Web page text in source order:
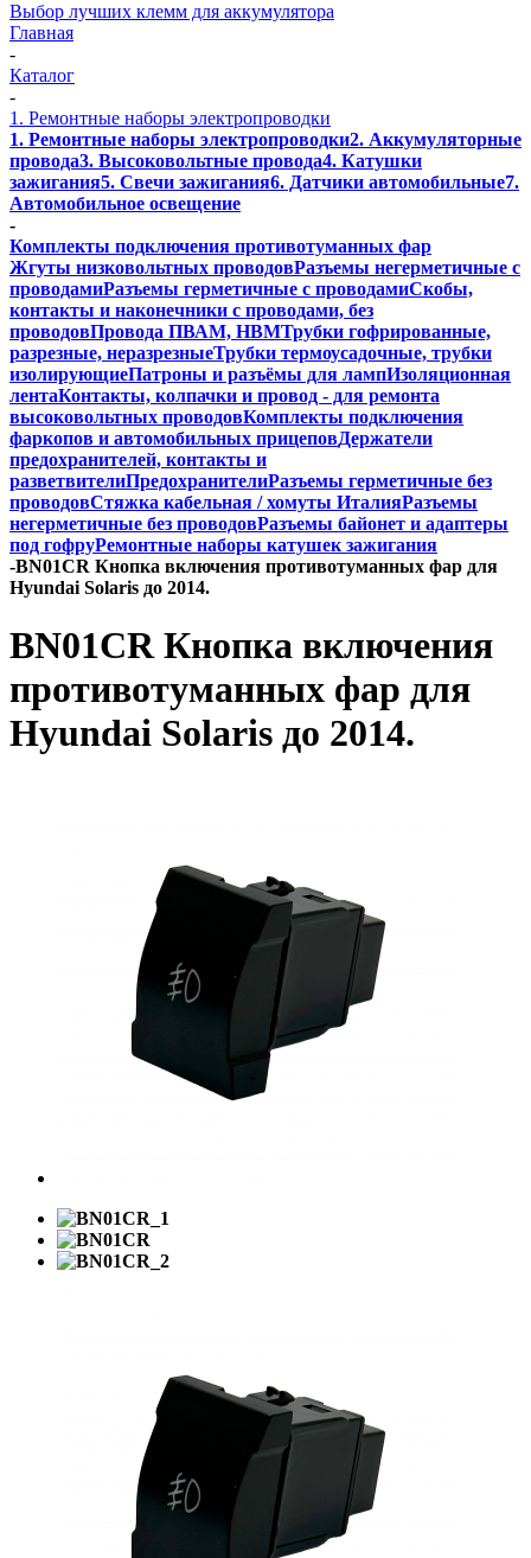
Выбор лучших клемм для аккумулятора
Главная
-
Каталог
-
1. Ремонтные наборы электропроводки
1. Ремонтные наборы электропроводки2. Аккумуляторные
провода3. Высоковольтные провода4. Катушки
зажигания5. Свечи зажигания6. Датчики автомобильные7.
Автомобильное освещение
-
Комплекты подключения противотуманных фар
Жгуты низковольтных проводовРазъемы негерметичные с
проводамиРазъемы герметичные с проводамиСкобы,
контакты и наконечники с проводами, без
проводовПровода ПВАМ, НВМТрубки гофрированные,
разрезные, неразрезныеТрубки термоусадочные, трубки
изолирующиеПатроны и разъёмы для лампИзоляционная
лентаКонтакты, колпачки и провод - для ремонта
высоковольтных проводовКомплекты подключения
фаркопов и автомобильных прицеповДержатели
предохранителей, контакты и
разветвителиПредохранителиРазъемы герметичные без
проводовСтяжка кабельная / хомуты ИталияРазъемы
негерметичные без проводовРазъемы байонет и адаптеры
под гофруРемонтные наборы катушек зажигания
-BN01CR Кнопка включения противотуманных фар для
Hyundai Solaris до 2014.
BN01CR Кнопка включения
противотуманных фар для
Hyundai Solaris до 2014.